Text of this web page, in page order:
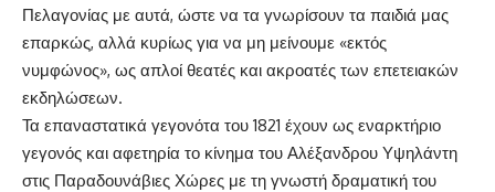
Πελαγονίας με αυτά, ώστε να τα γνωρίσουν τα παιδιά μας
επαρκώς, αλλά κυρίως για να μη μείνουμε «εκτός
νυμφώνος», ως απλοί θεατές και ακροατές των επετειακών
εκδηλώσεων.
Τα επαναστατικά γεγονότα του 1821 έχουν ως εναρκτήριο
γεγονός και αφετηρία το κίνημα του Αλέξανδρου Υψηλάντη
στις Παραδουνάβιες Χώρες με τη γνωστή δραματική του